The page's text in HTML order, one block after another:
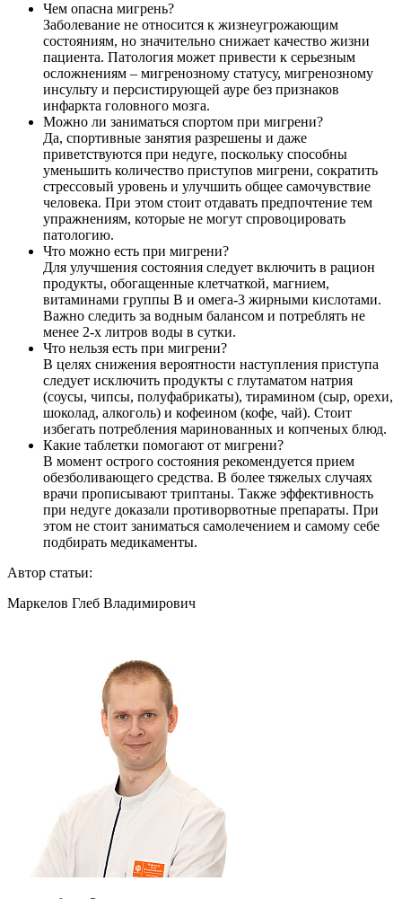
Чем опасна мигрень?
Заболевание не относится к жизнеугрожающим
состояниям, но значительно снижает качество жизни
пациента. Патология может привести к серьезным
осложнениям – мигренозному статусу, мигренозному
инсульту и персистирующей ауре без признаков
инфаркта головного мозга.
Можно ли заниматься спортом при мигрени?
Да, спортивные занятия разрешены и даже
приветствуются при недуге, поскольку способны
уменьшить количество приступов мигрени, сократить
стрессовый уровень и улучшить общее самочувствие
человека. При этом стоит отдавать предпочтение тем
упражнениям, которые не могут спровоцировать
патологию.
Что можно есть при мигрени?
Для улучшения состояния следует включить в рацион
продукты, обогащенные клетчаткой, магнием,
витаминами группы В и омега-3 жирными кислотами.
Важно следить за водным балансом и потреблять не
менее 2-х литров воды в сутки.
Что нельзя есть при мигрени?
В целях снижения вероятности наступления приступа
следует исключить продукты с глутаматом натрия
(соусы, чипсы, полуфабрикаты), тирамином (сыр, орехи,
шоколад, алкоголь) и кофеином (кофе, чай). Стоит
избегать потребления маринованных и копченых блюд.
Какие таблетки помогают от мигрени?
В момент острого состояния рекомендуется прием
обезболивающего средства. В более тяжелых случаях
врачи прописывают триптаны. Также эффективность
при недуге доказали противорвотные препараты. При
этом не стоит заниматься самолечением и самому себе
подбирать медикаменты.
Автор статьи:
Маркелов Глеб Владимирович